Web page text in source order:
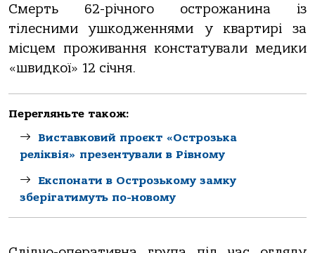
Смерть 62-річного острожанина із
тілесними ушкодженнями у квартирі за
місцем проживання констатували медики
«швидкої» 12 січня.
Перегляньте також:
Виставковий проєкт «Острозька
реліквія» презентували в Рівному
Експонати в Острозькому замку
зберігатимуть по-новому